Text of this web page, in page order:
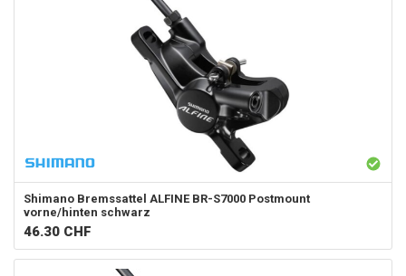
Shimano Bremssattel ALFINE BR-S7000 Postmount
vorne/hinten schwarz
46.30 CHF